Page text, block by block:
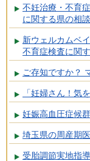
不妊治療・不育
に関する県の相
新ウェルカムベ
不育症検査に関
ご存知ですか？
「妊婦さん！気
妊娠高血圧症候
埼玉県の周産期
受胎調節実地指